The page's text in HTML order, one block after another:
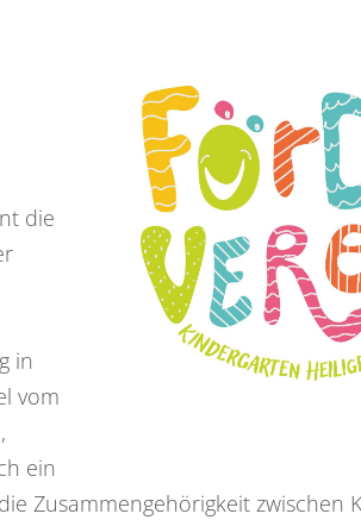
die
in
vom
ein
Zusammengehörigkeit zwischen